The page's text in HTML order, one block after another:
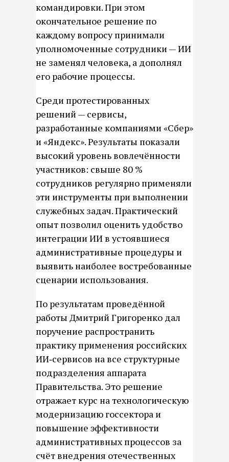
командировки. При этом
окончательное решение по
каждому вопросу принимали
уполномоченные сотрудники — ИИ
не заменял человека, а дополнял
его рабочие процессы.
Среди протестированных
решений — сервисы,
разработанные компаниями «Сбер»
и «Яндекс». Результаты показали
высокий уровень вовлечённости
участников: свыше 80 %
сотрудников регулярно применяли
эти инструменты при выполнении
служебных задач. Практический
опыт позволил оценить удобство
интеграции ИИ в устоявшиеся
административные процедуры и
выявить наиболее востребованные
сценарии использования.
По результатам проведённой
работы Дмитрий Григоренко дал
поручение распространить
практику применения российских
ИИ‑сервисов на все структурные
подразделения аппарата
Правительства. Это решение
отражает курс на технологическую
модернизацию госсектора и
повышение эффективности
административных процессов за
счёт внедрения отечественных